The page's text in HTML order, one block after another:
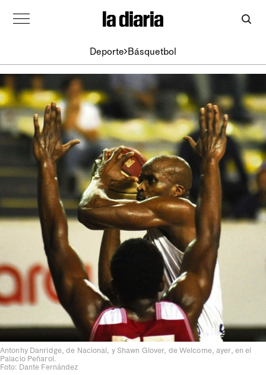
Deporte Básquetbol
Antonhy Danridge, de Nacional, y Shawn Glover, de Welcome, ayer, en el
Palacio Peñarol.
Foto: Dante Fernández